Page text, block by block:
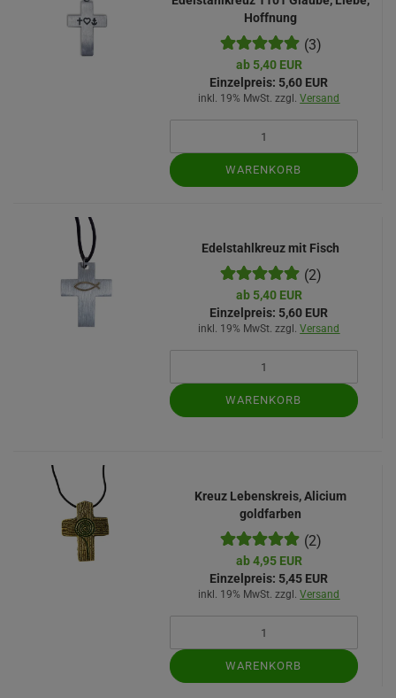
Hoffnung
(3)
ab 5,40 EUR
Einzelpreis: 5,60 EUR
inkl. 19% MwSt. zzgl.Versand
WARENKORB
Edelstahlkreuz mit Fisch
(2)
ab 5,40 EUR
Einzelpreis: 5,60 EUR
inkl. 19% MwSt. zzgl.Versand
WARENKORB
Kreuz Lebenskreis, Alicium
goldfarben
(2)
ab 4,95 EUR
Einzelpreis: 5,45 EUR
inkl. 19% MwSt. zzgl.Versand
WARENKORB